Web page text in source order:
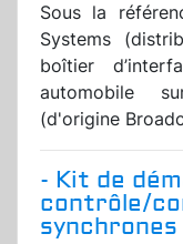
Sous la
Systems
boîtier
automobile
(d'origine
- Kit de
contrôle/
synchrones